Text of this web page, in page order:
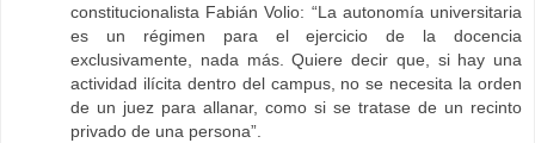
constitucionalista Fabián Volio: “La autonomía universitaria
es un régimen para el ejercicio de la docencia
exclusivamente, nada más. Quiere decir que, si hay una
actividad ilícita dentro del campus, no se necesita la orden
de un juez para allanar, como si se tratase de un recinto
privado de una persona”.